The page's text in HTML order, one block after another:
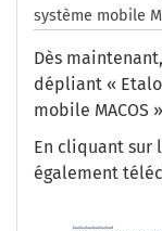
système mobile
Dès
dépliant «
mobile MACOS »
En cliquant sur
également